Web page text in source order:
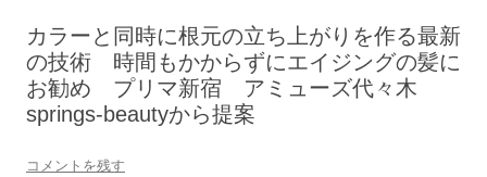
カラーと同時に根元の立ち上がりを作る最新
の技術 時間もかからずにエイジングの髪に
お勧め プリマ新宿 アミューズ代々木
springs-beautyから提案
コメントを残す